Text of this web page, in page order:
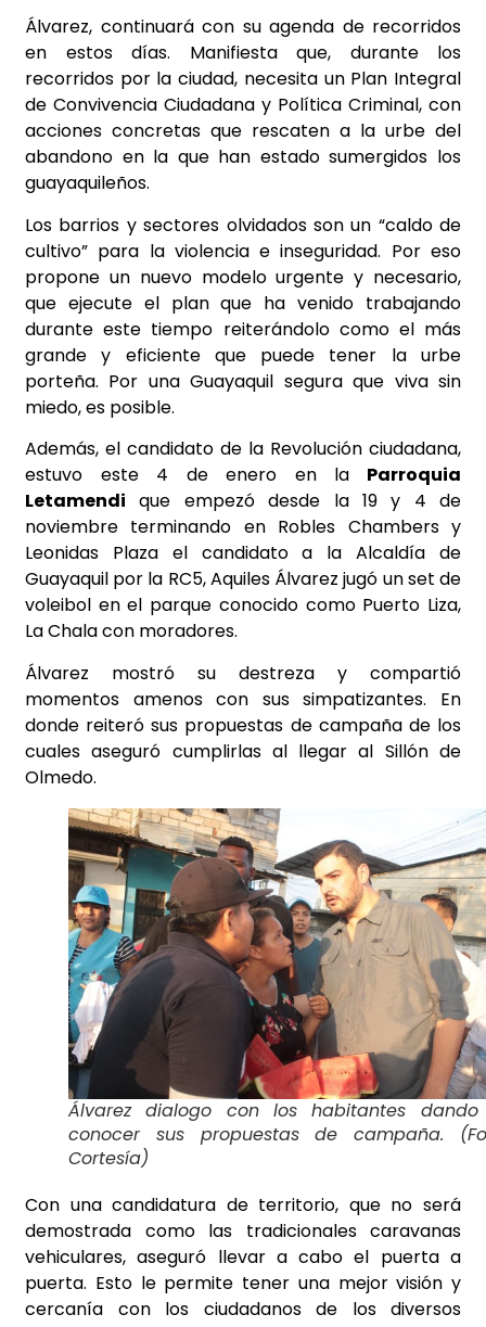
Álvarez, continuará con su agenda de recorridos
en estos días. Manifiesta que, durante los
recorridos por la ciudad, necesita un Plan Integral
de Convivencia Ciudadana y Política Criminal, con
acciones concretas que rescaten a la urbe del
abandono en la que han estado sumergidos los
guayaquileños.
Los barrios y sectores olvidados son un “caldo de
cultivo” para la violencia e inseguridad. Por eso
propone un nuevo modelo urgente y necesario,
que ejecute el plan que ha venido trabajando
durante este tiempo reiterándolo como el más
grande y eficiente que puede tener la urbe
porteña. Por una Guayaquil segura que viva sin
miedo, es posible.
Además, el candidato de la Revolución ciudadana,
estuvo este 4 de enero en la Parroquia
Letamendi que empezó desde la 19 y 4 de
noviembre terminando en Robles Chambers y
Leonidas Plaza el candidato a la Alcaldía de
Guayaquil por la RC5, Aquiles Álvarez jugó un set de
voleibol en el parque conocido como Puerto Liza,
La Chala con moradores.
Álvarez mostró su destreza y compartió
momentos amenos con sus simpatizantes. En
donde reiteró sus propuestas de campaña de los
cuales aseguró cumplirlas al llegar al Sillón de
Olmedo.
Álvarez dialogo con los habitantes
conocer sus propuestas de campaña.
Cortesía)
Con una candidatura de territorio, que no será
demostrada como las tradicionales caravanas
vehiculares, aseguró llevar a cabo el puerta a
puerta. Esto le permite tener una mejor visión y
cercanía con los ciudadanos de los diversos